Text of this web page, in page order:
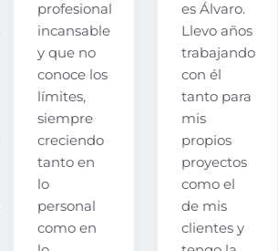
profesional
incansable
y que no
conoce los
límites,
siempre
creciendo
tanto en
lo
personal
como en
es Álvaro.
Llevo años
trabajando
con él
tanto para
mis
propios
proyectos
como el
de mis
clientes y